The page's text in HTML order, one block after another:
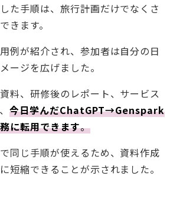
た手順は、旅行計画だけでなくさ
きます。
例が紹介され、参加者は自分の日
ージを広げました。
料、研修後のレポート、サービス
今日学んだChatGPT→Genspark
に転用できます。
同じ手順が使えるため、資料作成
短縮できることが示されました。